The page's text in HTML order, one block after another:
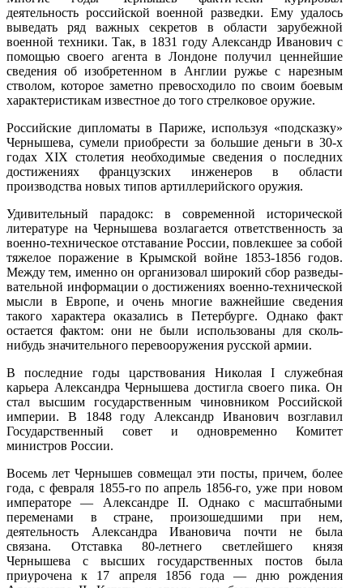
деятельность рос­сийской военной разведки. Ему удалось
выведать ряд важных секретов в области зарубежной
военной техники. Так, в 1831 году Александр Иванович с
помощью своего агента в Лондоне получил ценнейшие
сведения об изобретенном в Англии ружье с нарезным
стволом, которое заметно превосходило по своим боевым
характеристикам известное до того стрелковое оружие.
Российские дипломаты в Париже, используя «подсказку»
Чернышева, сумели приобрести за большие деньги в 30-х
годах XIX столетия необходимые сведения о последних
достижениях французских инженеров в области
производства новых типов артиллерийского оружия.
Удивительный парадокс: в современной исторической
литературе на Чернышева возлагается ответственность за
военно-техническое отставание России, повлекшее за собой
тяжелое поражение в Крымской войне 1853-1856 годов.
Между тем, именно он организовал широкий сбор разведы­
вательной информации о достижениях военно-технической
мысли в Европе, и очень многие важнейшие сведения
такого характера оказались в Петербурге. Однако факт
остается фактом: они не были использованы для сколь-
нибудь значительного перевооружения русской армии.
В последние годы царствования Николая I служебная
карьера Александра Чернышева достигла своего пика. Он
стал высшим государ­ственным чиновником Российской
империи. В 1848 году Александр Иванович возглавил
Государственный совет и одновременно Комитет
министров России.
Восемь лет Чернышев совмещал эти посты, причем, более
года, с февраля 1855-го по апрель 1856-го, уже при новом
императоре — Алек­сандре II. Однако с масштабными
переменами в стране, произошедшими при нем,
деятельность Александра Ивановича почти не была
связана. Отставка 80-летнего светлейшего князя
Чернышева с высших государ­ственных постов была
приурочена к 17 апреля 1856 года — дню рождения